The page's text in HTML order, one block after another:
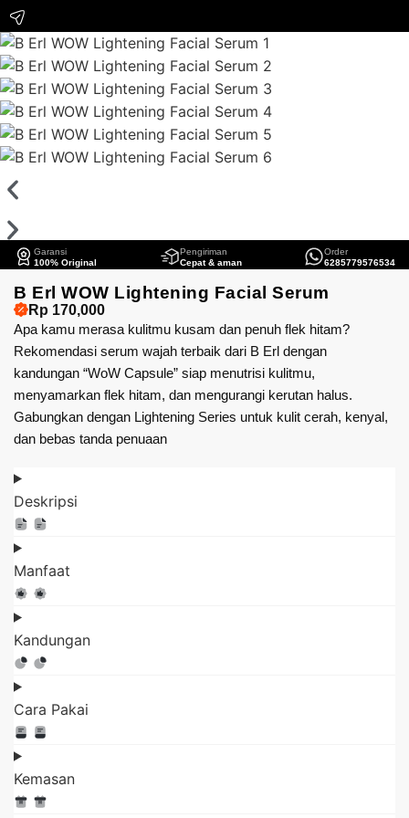
Garansi
100% Original
Pengiriman
Cepat & aman
Order
6285779576534
B Erl WOW Lightening Facial Serum
Rp 170,000
Apa kamu merasa kulitmu kusam dan penuh flek hitam?
Rekomendasi serum wajah terbaik dari B Erl dengan
kandungan “WoW Capsule” siap menutrisi kulitmu,
menyamarkan flek hitam, dan mengurangi kerutan halus.
Gabungkan dengan Lightening Series untuk kulit cerah, kenyal,
dan bebas tanda penuaan
Deskripsi
Manfaat
Kandungan
Cara Pakai
Kemasan